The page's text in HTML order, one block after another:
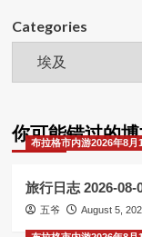
Categories
你可能错过的
布拉格市内游2026年8月
旅行日志 2026-
五爷 August 5,